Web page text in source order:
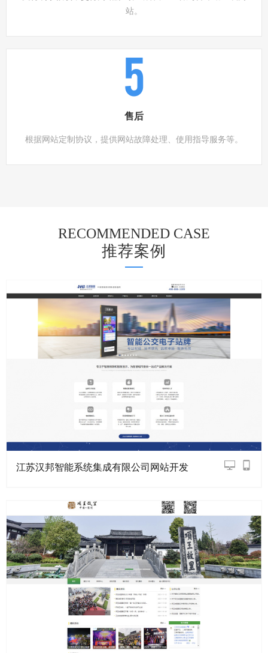
站。
5
售后
根据网站定制协议，提供网站故障处理、使用指导服务等。
RECOMMENDED CASE
推荐案例
江苏汉邦智能系统集成有限公司网站开发